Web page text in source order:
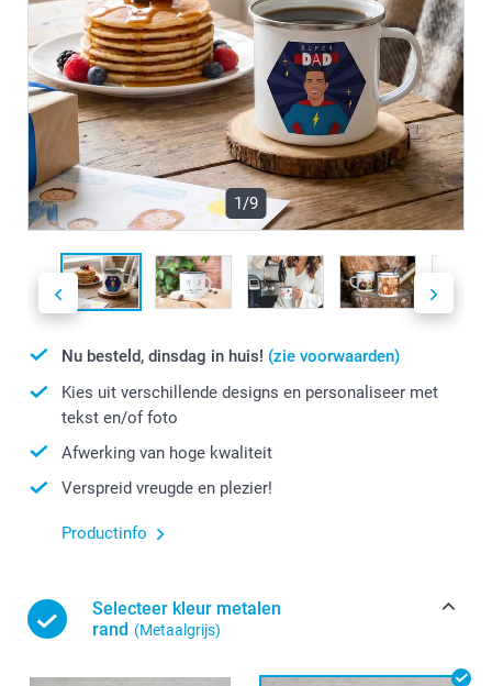
1/9
Nu besteld, dinsdag in huis! (zie voorwaarden)
Kies uit verschillende designs en personaliseer met
tekst en/of foto
Afwerking van hoge kwaliteit
Verspreid vreugde en plezier!
Productinfo
Selecteer kleur metalen
rand (Metaalgrijs)